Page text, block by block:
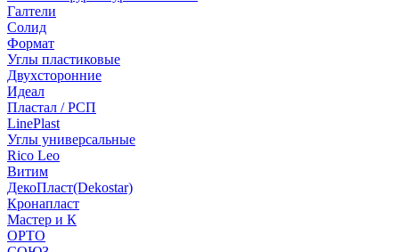
Галтели
Солид
Формат
Углы пластиковые
Двухсторонние
Идеал
Пластал / РСП
LinePlast
Углы универсальные
Rico Leo
Витим
ДекоПласт(Dekostar)
Кронапласт
Мастер и К
ОРТО